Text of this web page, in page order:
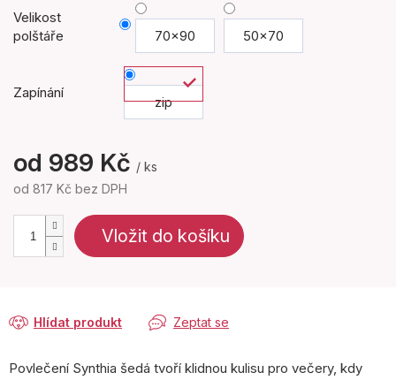
Velikost
polštáře
70x90 50x70
Zapínání
zip
od 989 Kč / ks
od 817 Kč bez DPH
Vložit do košíku
Zeptat se
Hlídat produkt
Povlečení Synthia šedá tvoří klidnou kulisu pro večery, kdy